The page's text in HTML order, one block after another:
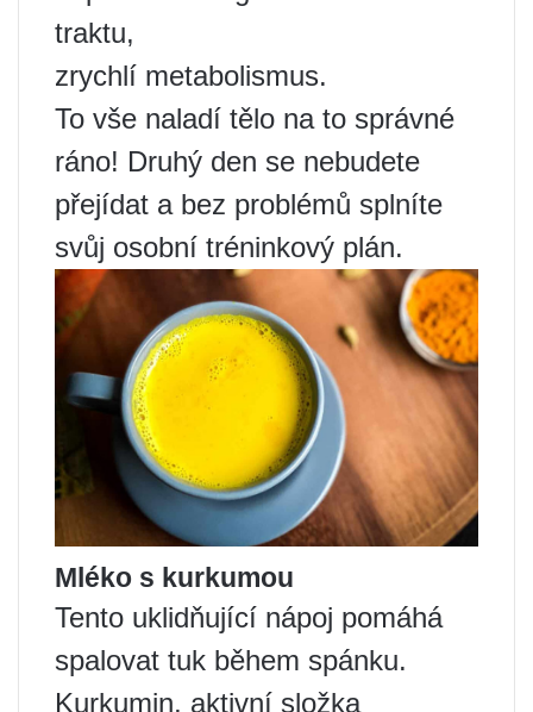
traktu,
zrychlí metabolismus.
To vše naladí tělo na to správné
ráno! Druhý den se nebudete
přejídat a bez problémů splníte
svůj osobní tréninkový plán.
Mléko s kurkumou
Tento uklidňující nápoj pomáhá
spalovat tuk během spánku.
Kurkumin, aktivní složka